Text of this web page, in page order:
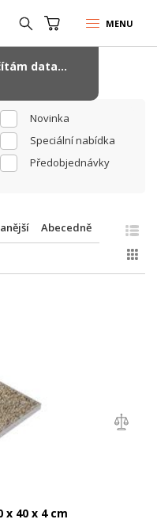
MENU
Novinka
Speciální nabídka
Předobjednávky
Abecedně
x 40 x 4 cm
data...